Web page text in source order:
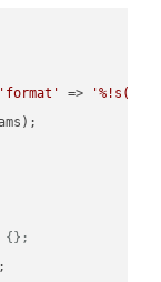
'format' =>
{};